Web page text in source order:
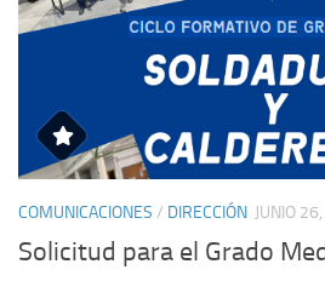
COMUNICACIONES / DIRECCIÓN JUNIO
Solicitud para el Grado